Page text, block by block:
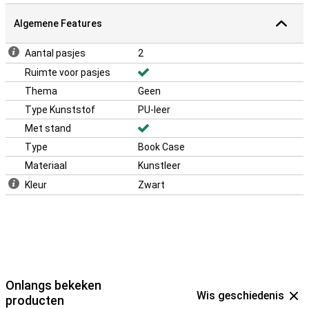
Algemene Features
Aantal pasjes
2
Ruimte voor pasjes
Thema
Geen
Type Kunststof
PU-leer
Met stand
Type
Book Case
Materiaal
Kunstleer
Kleur
Zwart
Onlangs bekeken
producten
Wis geschiedenis